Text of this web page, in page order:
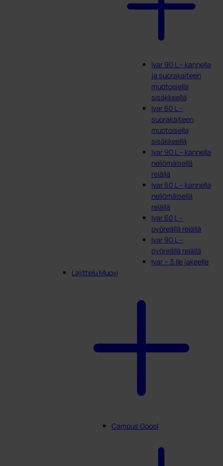
Ivar 90 L – kannella
ja suorakaiteen
muotoisella
sisäkkeellä
Ivar 60 L –
suorakaiteen
muotoisella
sisäkkeellä
Ivar 90 L – kannella
neliömäisellä
reiällä
Ivar 60 L – kannella
neliömäisellä
reiällä
Ivar 60 L –
pyöreällä reiällä
Ivar 90 L –
pyöreällä reiällä
Ivar – 3:lle jakeelle
Lajittelu Muovi
Campus Goool